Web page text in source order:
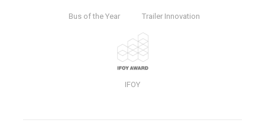
Bus of the Year Trailer Innovation
IFOY